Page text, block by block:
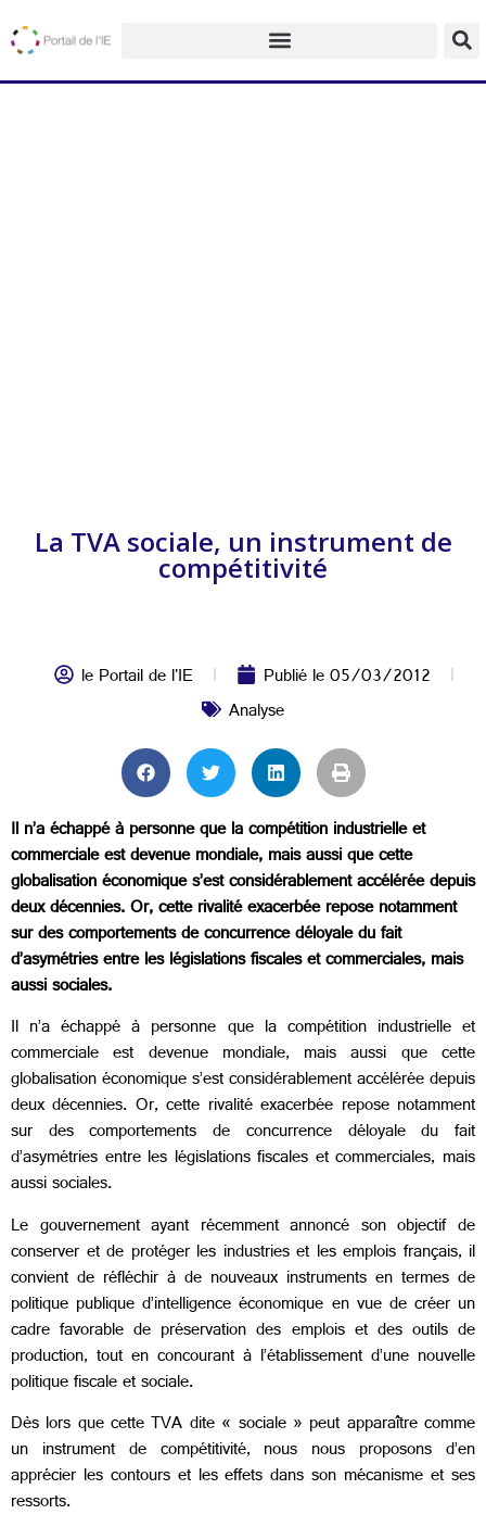
La TVA sociale, un instrument de
compétitivité
le Portail de l'IE Publié le05/03/2012
Analyse
Il n’a échappé à personne que la compétition industrielle et
commerciale est devenue mondiale, mais aussi que cette
globalisation économique s’est considérablement accélérée depuis
deux décennies. Or, cette rivalité exacerbée repose notamment
sur des comportements de concurrence déloyale du fait
d’asymétries entre les législations fiscales et commerciales, mais
aussi sociales.
Il n’a échappé à personne que la compétition industrielle et
commerciale est devenue mondiale, mais aussi que cette
globalisation économique s’est considérablement accélérée depuis
deux décennies. Or, cette rivalité exacerbée repose notamment
sur des comportements de concurrence déloyale du fait
d’asymétries entre les législations fiscales et commerciales, mais
aussi sociales.
Le gouvernement ayant récemment annoncé son objectif de
conserver et de protéger les industries et les emplois français, il
convient de réfléchir à de nouveaux instruments en termes de
politique publique d’intelligence économique en vue de créer un
cadre favorable de préservation des emplois et des outils de
production, tout en concourant à l’établissement d’une nouvelle
politique fiscale et sociale.
Dès lors que cette TVA dite « sociale » peut apparaître comme
un instrument de compétitivité, nous nous proposons d’en
apprécier les contours et les effets dans son mécanisme et ses
ressorts.